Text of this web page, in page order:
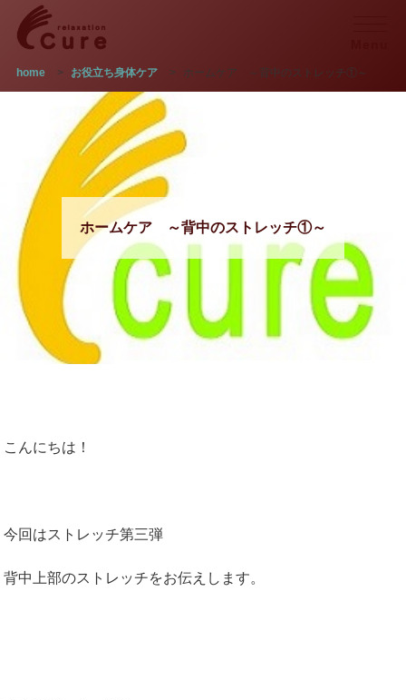
home > お役立ち身体ケア > ホームケア ～背中のストレッチ①～
ホームケア ～背中のストレッチ①～
こんにちは！
今回はストレッチ第三弾
背中上部のストレッチをお伝えします。